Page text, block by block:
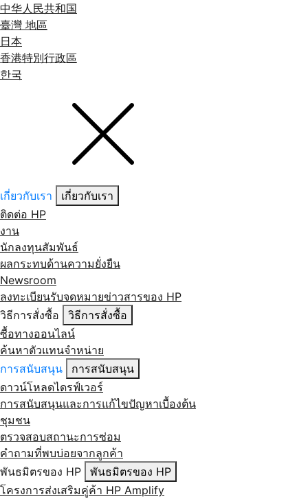
中华人民共和国
臺灣 地區
日本
香港特別行政區
한국
เกี่ยวกับเรา
เกี่ยวกับเรา
ติดต่อ HP
งาน
นักลงทุนสัมพันธ์
ผลกระทบด้านความยั่งยืน
Newsroom
ลงทะเบียนรับจดหมายข่าวสารของ HP
วิธีการสั่งซื้อ
วิธีการสั่งซื้อ
ซื้อทางออนไลน์
ค้นหาตัวแทนจำหน่าย
การสนับสนุน
การสนับสนุน
ดาวน์โหลดไดรฟ์เวอร์
การสนับสนุนและการแก้ไขปัญหาเบื้องต้น
ชุมชน
ตรวจสอบสถานะการซ่อม
คำถามที่พบบ่อยจากลูกค้า
พันธมิตรของ HP
พันธมิตรของ HP
โครงการส่งเสริมคู่ค้า HP Amplify